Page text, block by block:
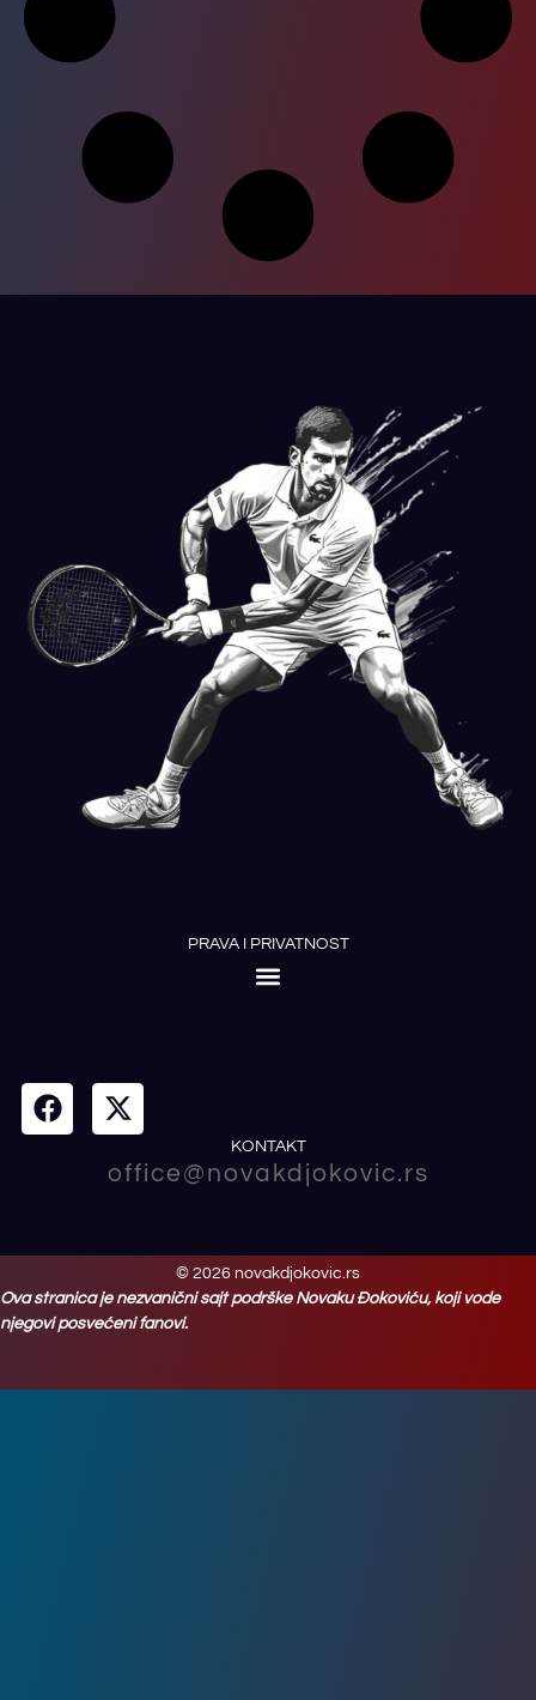
PRAVA I PRIVATNOST
KONTAKT
office@novakdjokovic.rs
© 2026 novakdjokovic.rs
Ova stranica je nezvanični sajt podrške Novaku Đokoviću, koji vode
njegovi posvećeni fanovi.